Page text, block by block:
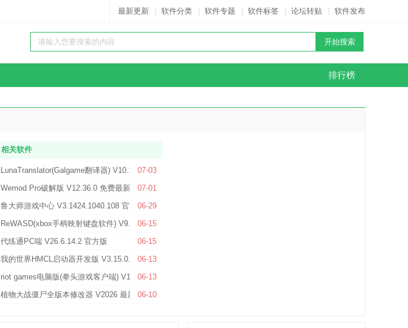
最新更新 软件分类 软件专题 软件标签 论坛转贴 软件发布
排行榜
相关软件
07-03
LunaTranslator(Galgame翻译器) V10.16.0.4 官方版
07-01
Wemod Pro破解版 V12.36.0 免费最新版
06-29
鲁大师游戏中心 V3.1424.1040.108 官方版
06-15
ReWASD(xbox手柄映射键盘软件) V9.4.0.11144 官方版
06-15
代练通PC端 V26.6.14.2 官方版
06-13
我的世界HMCL启动器开发版 V3.15.0.346 官方版
06-13
riot games电脑版(拳头游戏客户端) V132.0.8 官方最新版
06-10
植物大战僵尸全版本修改器 V2026 最新免费版